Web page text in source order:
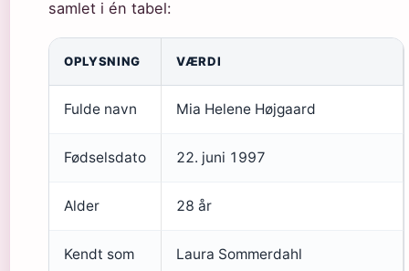
samlet i én tabel:
OPLYSNING VÆRDI
Fulde navn Mia Helene Højgaard
Fødselsdato 22. juni 1997
Alder 28 år
Kendt som Laura Sommerdahl